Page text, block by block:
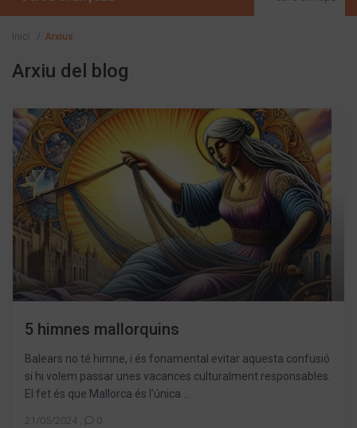
Inici Arxius
Arxiu del blog
5 himnes mallorquins
Balears no té himne, i és fonamental evitar aquesta confusió
si hi volem passar unes vacances culturalment responsables.
El fet és que Mallorca és l’única ...
21/05/2024 , 0